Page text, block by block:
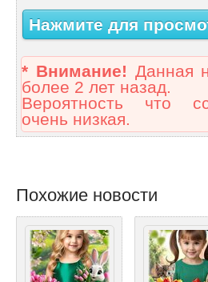
Нажмите для
* Внимание! Данная
более 2 лет назад.
Вероятность что
очень низкая.
Похожие новости